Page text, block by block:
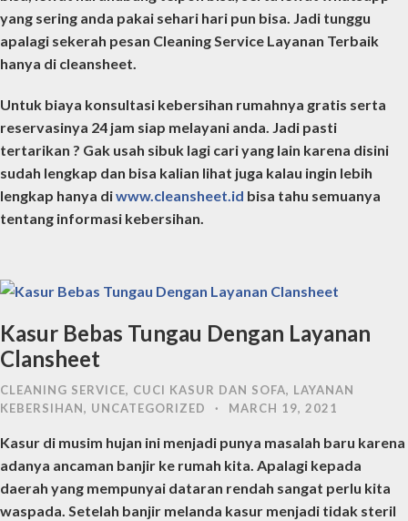
yang sering anda pakai sehari hari pun bisa. Jadi tunggu
apalagi sekerah pesan Cleaning Service Layanan Terbaik
hanya di cleansheet.
Untuk biaya konsultasi kebersihan rumahnya gratis serta
reservasinya 24 jam siap melayani anda. Jadi pasti
tertarikan ? Gak usah sibuk lagi cari yang lain karena disini
sudah lengkap dan bisa kalian lihat juga kalau ingin lebih
lengkap hanya diwww.cleansheet.id bisa tahu semuanya
tentang informasi kebersihan.
Kasur Bebas Tungau Dengan Layanan
Clansheet
CLEANING SERVICE, CUCI KASUR DAN SOFA, LAYANAN
KEBERSIHAN, UNCATEGORIZED · MARCH 19, 2021
Kasur di musim hujan ini menjadi punya masalah baru karena
adanya ancaman banjir ke rumah kita. Apalagi kepada
daerah yang mempunyai dataran rendah sangat perlu kita
waspada. Setelah banjir melanda kasur menjadi tidak steril